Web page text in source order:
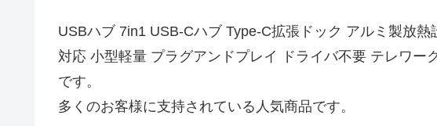
USBハブ 7in1 USB-Cハブ Type-C拡張ドック アルミ製放
対応 小型軽量 プラグアンドプレイ ドライバ不要 テレワ
です。
多くのお客様に支持されている人気商品です。